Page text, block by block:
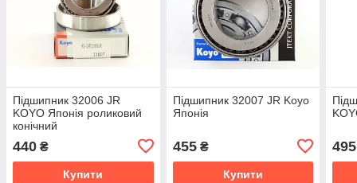
Підшипник 32006 JR
KOYO Японія роликовий
конічний
440 ₴
Купити
Підшипник 32007 JR Koyo
Японія
455₴
Купити
495